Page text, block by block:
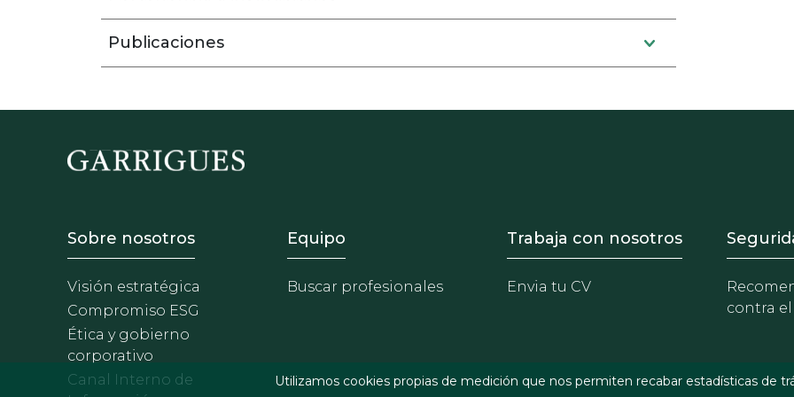
Publicaciones
Footer - Sobre Nosotros
Sobre nosotros
Visión estratégica
Compromiso ESG
Ética y gobierno
corporativo
Canal Interno de
Footer - Equipo
Equipo
Buscar profesionales
Footer - Trabaja con
Trabaja con nosotros
Envia tu CV
contra el
Utilizamos cookies propias de medición que nos permiten recabar estadísticas de